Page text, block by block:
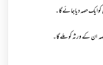
ان کے ورثہ کو ملےگا۔